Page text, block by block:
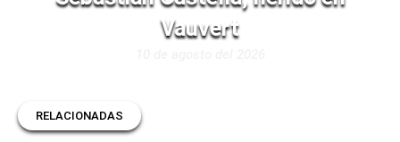
Vauvert
RELACIONADAS